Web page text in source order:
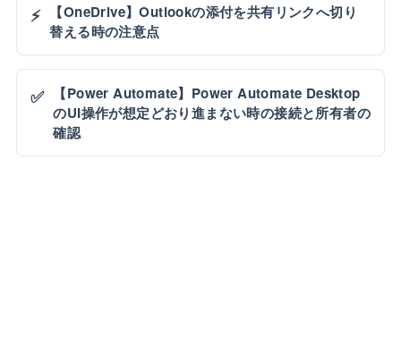
⚡
【OneDrive】Outlookの添付を共有リンクへ切り
替える時の注意点
✅
【Power Automate】Power Automate Desktop
のUI操作が想定どおり進まない時の接続と所有者の
確認